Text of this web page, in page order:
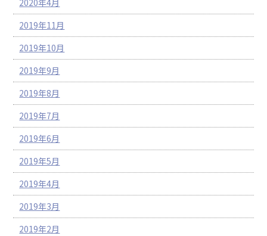
2019年11月
2019年10月
2019年9月
2019年8月
2019年7月
2019年6月
2019年5月
2019年4月
2019年3月
2019年2月